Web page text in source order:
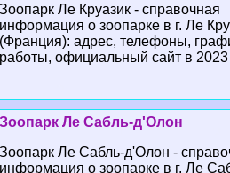
Зоопарк Ле Круазик - справочная
информация о зоопарке в г. Ле
(Франция): адрес, телефоны,
работы, официальный сайт в 2023
Зоопарк Ле Сабль-д'Олон
Зоопарк Ле Сабль-д'Олон -
информация о зоопарке в г. Ле